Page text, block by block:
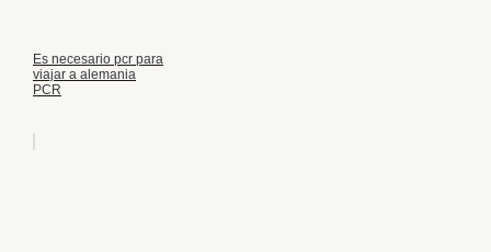
Es necesario pcr para
viajar a alemania
PCR